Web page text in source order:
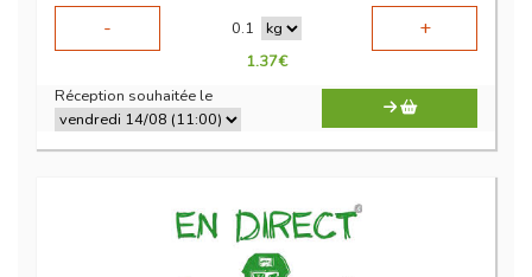
-
0.1 +
1.37€
Réception souhaitée le